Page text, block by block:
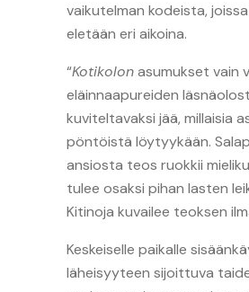
vaikutelman kodeista,
eletään eri aikoina.
“Kotikolonasumukset vain
eläinnaapureiden
kuviteltavaksi jää, millaisia
pöntöistä löytyykään.
ansiosta teos ruokkii
tulee osaksi pihan lasten
Kitinoja kuvailee teoksen
Keskeiselle paikalle
läheisyyteen sijoittuva